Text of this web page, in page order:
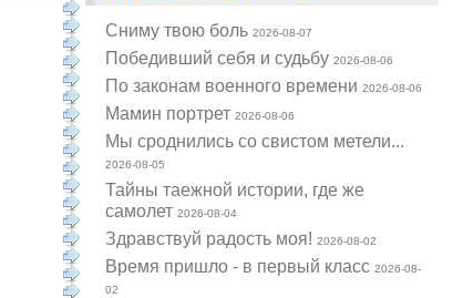
Cниму твою боль2026-08-07
Победивший себя и судьбу2026-08-06
По законам военного времени2026-08-06
Мамин портрет2026-08-06
Мы сроднились со свистом метели...
2026-08-05
Тайны таежной истории, где же
самолет2026-08-04
Здравствуй радость моя!2026-08-02
Время пришло - в первый класс2026-08-
02